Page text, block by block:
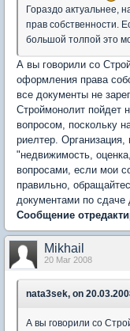
Гораздо актуальнее,
прав собственности.
большой толпой это
А вы говорили со
оформления права
все документы не
Строймонолит пойдет
вопросом, поскольку
риелтер. Организация,
"недвижимость,
вопросами, если мои
правильно,
документами по сдаче
Сообщение
Mikhail
20 Mar 2008
nata3sek, on
А вы говорили со